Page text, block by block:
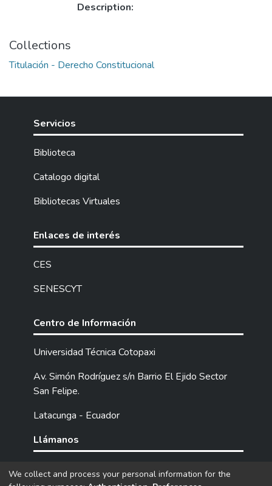
Description:
Collections
Titulación - Derecho Constitucional
Servicios
Biblioteca
Catalogo digital
Bibliotecas Virtuales
Enlaces de interés
CES
SENESCYT
Centro de Información
Universidad Técnica Cotopaxi
Av. Simón Rodríguez s/n Barrio El Ejido Sector
San Felipe.
Latacunga - Ecuador
Llámanos
Tel: (593) 03 2252205 / 2252307 / 2252346.
We collect and process your personal information for the